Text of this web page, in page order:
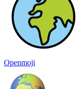
Openmoji